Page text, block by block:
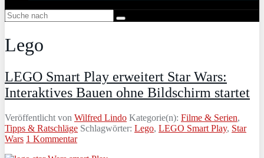
Lego
LEGO Smart Play erweitert Star Wars:
Interaktives Bauen ohne Bildschirm startet
Veröffentlicht von Wilfred Lindo Kategorie(n): Filme & Serien,
Tipps & Ratschläge Schlagwörter: Lego, LEGO Smart Play, Star
Wars 1 Kommentar